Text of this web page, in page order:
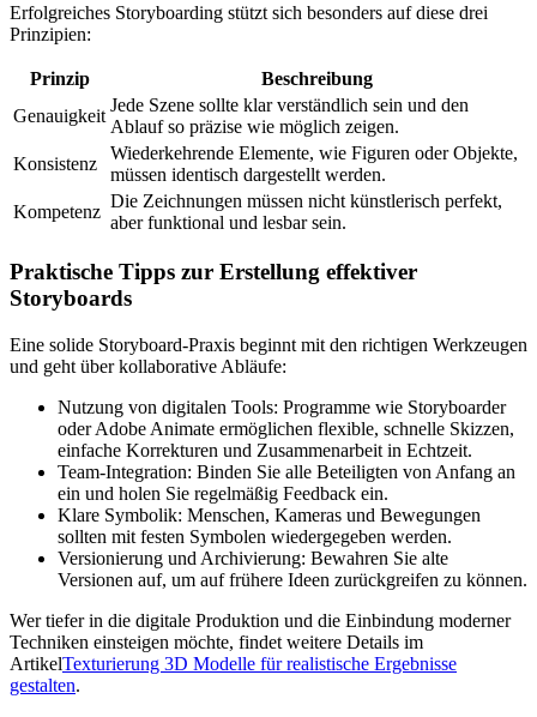
Erfolgreiches Storyboarding stützt sich besonders auf diese drei
Prinzipien:
Prinzip
Beschreibung
Genauigkeit
Jede Szene sollte klar verständlich sein und den
Ablauf so präzise wie möglich zeigen.
Konsistenz
Wiederkehrende Elemente, wie Figuren oder Objekte,
müssen identisch dargestellt werden.
Kompetenz
Die Zeichnungen müssen nicht künstlerisch perfekt,
aber funktional und lesbar sein.
Praktische Tipps zur Erstellung effektiver
Storyboards
Eine solide Storyboard-Praxis beginnt mit den richtigen Werkzeugen
und geht über kollaborative Abläufe:
Nutzung von digitalen Tools: Programme wie Storyboarder
oder Adobe Animate ermöglichen flexible, schnelle Skizzen,
einfache Korrekturen und Zusammenarbeit in Echtzeit.
Team-Integration: Binden Sie alle Beteiligten von Anfang an
ein und holen Sie regelmäßig Feedback ein.
Klare Symbolik: Menschen, Kameras und Bewegungen
sollten mit festen Symbolen wiedergegeben werden.
Versionierung und Archivierung: Bewahren Sie alte
Versionen auf, um auf frühere Ideen zurückgreifen zu können.
Wer tiefer in die digitale Produktion und die Einbindung moderner
Techniken einsteigen möchte, findet weitere Details im
ArtikelTexturierung 3D Modelle für realistische Ergebnisse
gestalten.